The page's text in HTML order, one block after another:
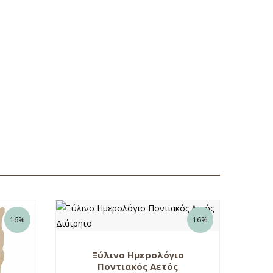
16% 16%
Ξύλινο Ημερολόγιο
Ποντιακός Αετός